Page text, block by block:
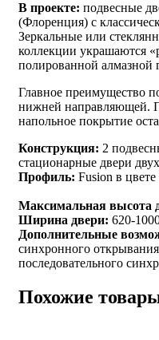
В проекте: подвесные
(Флоренция) с
Зеркальные или
коллекции украшаются
полированной алмазной
Главное преимущество
нижней направляющей.
напольное покрытие
Конструкция: 2
стационарные двери
Профиль: Fusion в
Максимальная высота
Ширина двери: 620-
Дополнительные
синхронного
последовательного
Похожие